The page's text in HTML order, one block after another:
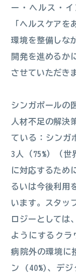
ー・ヘルス・イ
「ヘルスケアを
環境を整備しな
開発を進めるか
させていただき
シンガポールの
人材不足の解決
ている：シンガ
3人（75%）（
に対応するため
るいは今後利用
います。スタッ
ロジーとしては
ようにするクラ
病院外の環境に
ン (40%)、デジ